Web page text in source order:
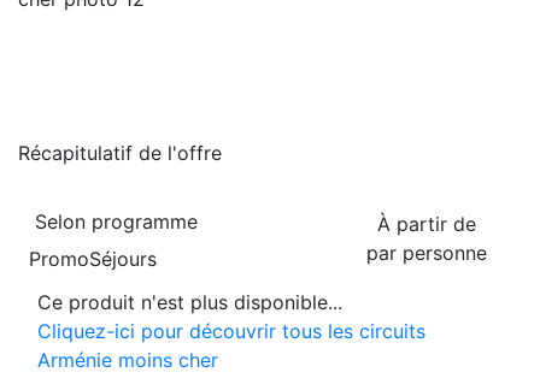
Récapitulatif de l'offre
À partir de
par personne
Selon programme
PromoSéjours
Ce produit n'est plus disponible...
Cliquez-ici pour découvrir tous les circuits
Arménie moins cher